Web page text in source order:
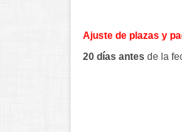
Ajuste de plazas y
20 días antes de la